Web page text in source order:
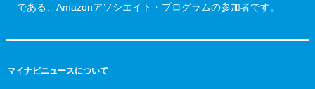
である、Amazonアソシエイト・プログラムの参加者です。
マイナビニュースについて